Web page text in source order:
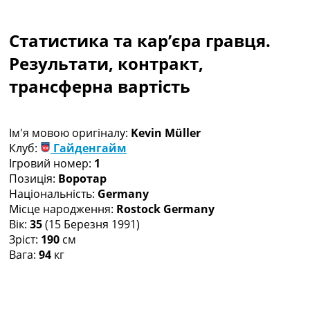
Чемпіонат Світу
Україна. Прем’єр-Ліга
Україна. Перша Ліга
Ліга Чемпіонів
Ще Турніри >>>
Таблиці
Чемпіонат Світу. Турнирні таблиці
Таблиця УПЛ
Перша Ліга
Таблиця АПЛ
Таблиця Ла Ліги
Таблиця Ліги Чемпіонів
Всі таблиці >>>
Статистика та кар’єра гравця.
Результати, контракт,
трансферна вартість
Ім'я мовою оригіналу: Kevin Müller
Клуб:
Гайденгайм
Ігровий номер: 1
Позиція: Воротар
Національність: Germany
Місце народження: Rostock Germany
Вік: 35(15 Березня 1991)
Зріст: 190 см
Вага: 94 кг